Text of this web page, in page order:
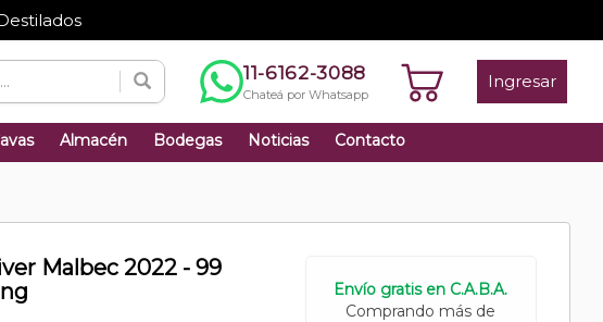
11-6162-3088
Chateá por Whatsapp
Ingresar
Almacén Bodegas Noticias Contacto
Malbec 2022 - 99
Envío gratis en C.A.B.A.
Comprando más de